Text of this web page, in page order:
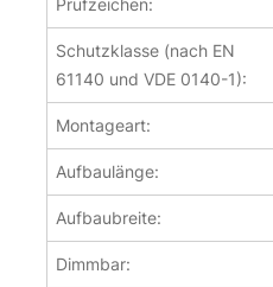
Schutzklasse (nach EN
61140 und VDE 0140-1):
Montageart:
Aufbaulänge:
Aufbaubreite:
Dimmbar: